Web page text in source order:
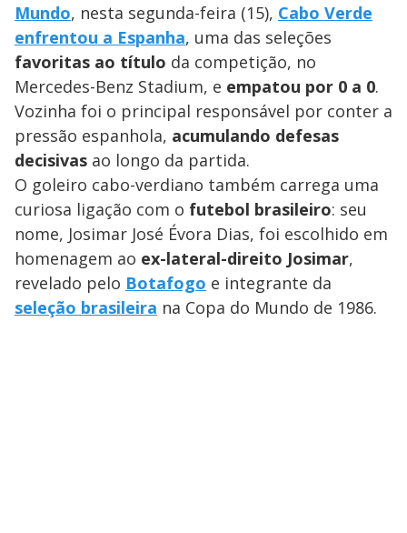
Mundo, nesta segunda-feira (15), Cabo Verde
enfrentou a Espanha, uma das seleções
favoritas ao título da competição, no
Mercedes-Benz Stadium, e empatou por 0 a 0.
Vozinha foi o principal responsável por conter a
pressão espanhola, acumulando defesas
decisivas ao longo da partida.
O goleiro cabo-verdiano também carrega uma
curiosa ligação com o futebol brasileiro: seu
nome, Josimar José Évora Dias, foi escolhido em
homenagem ao ex-lateral-direito Josimar,
revelado pelo Botafogo e integrante da
seleção brasileira na Copa do Mundo de 1986.